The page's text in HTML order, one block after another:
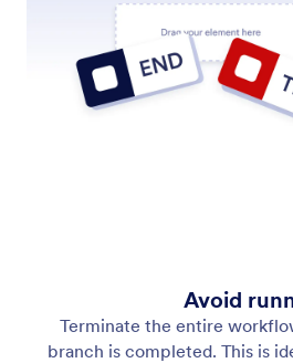
Avoid
Terminate the entire
branch is completed. This is